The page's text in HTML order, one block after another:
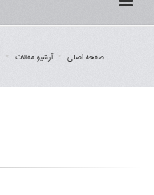
صفحه اصلی آرشیو مقالات